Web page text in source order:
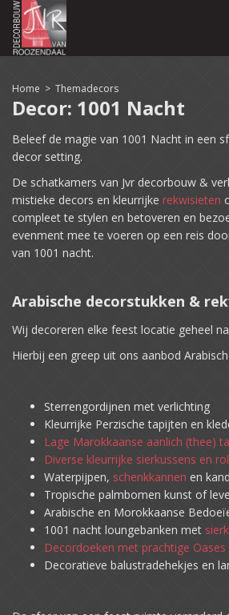
Home > Themadecors
Decor: 1001 Nacht
Beleef de magie van 1001 Nacht in een
decor setting.
De schatkamers van Jvr decorbouw &
mistieke decors en kleurrijke rekwisieten
compleet te stylen en betoveren en
evenment mee te voeren op een reis
van 1001 nacht.
Arabische decorstukken &
Wij decoreren elke feest locatie geheel
Hierbij een greep uit ons aanbod
Sterrengordijnen met verlichting
Kleurrijke Perzische tapijten en
Lage Marokkaanse aanlich (thee)
Diverse kleurrijke sierkussens en
Waterpijpen, schenkkannen en
Tropische palmbomen kunst of
Arabische en Morokkaanse
1001 nacht loungebanken met
Decordoeken met prachtige Oases
Decoratieve balustradehekjes en